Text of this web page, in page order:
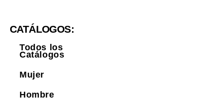
CATÁLOGOS:
Todos los
Catálogos
Mujer
Hombre